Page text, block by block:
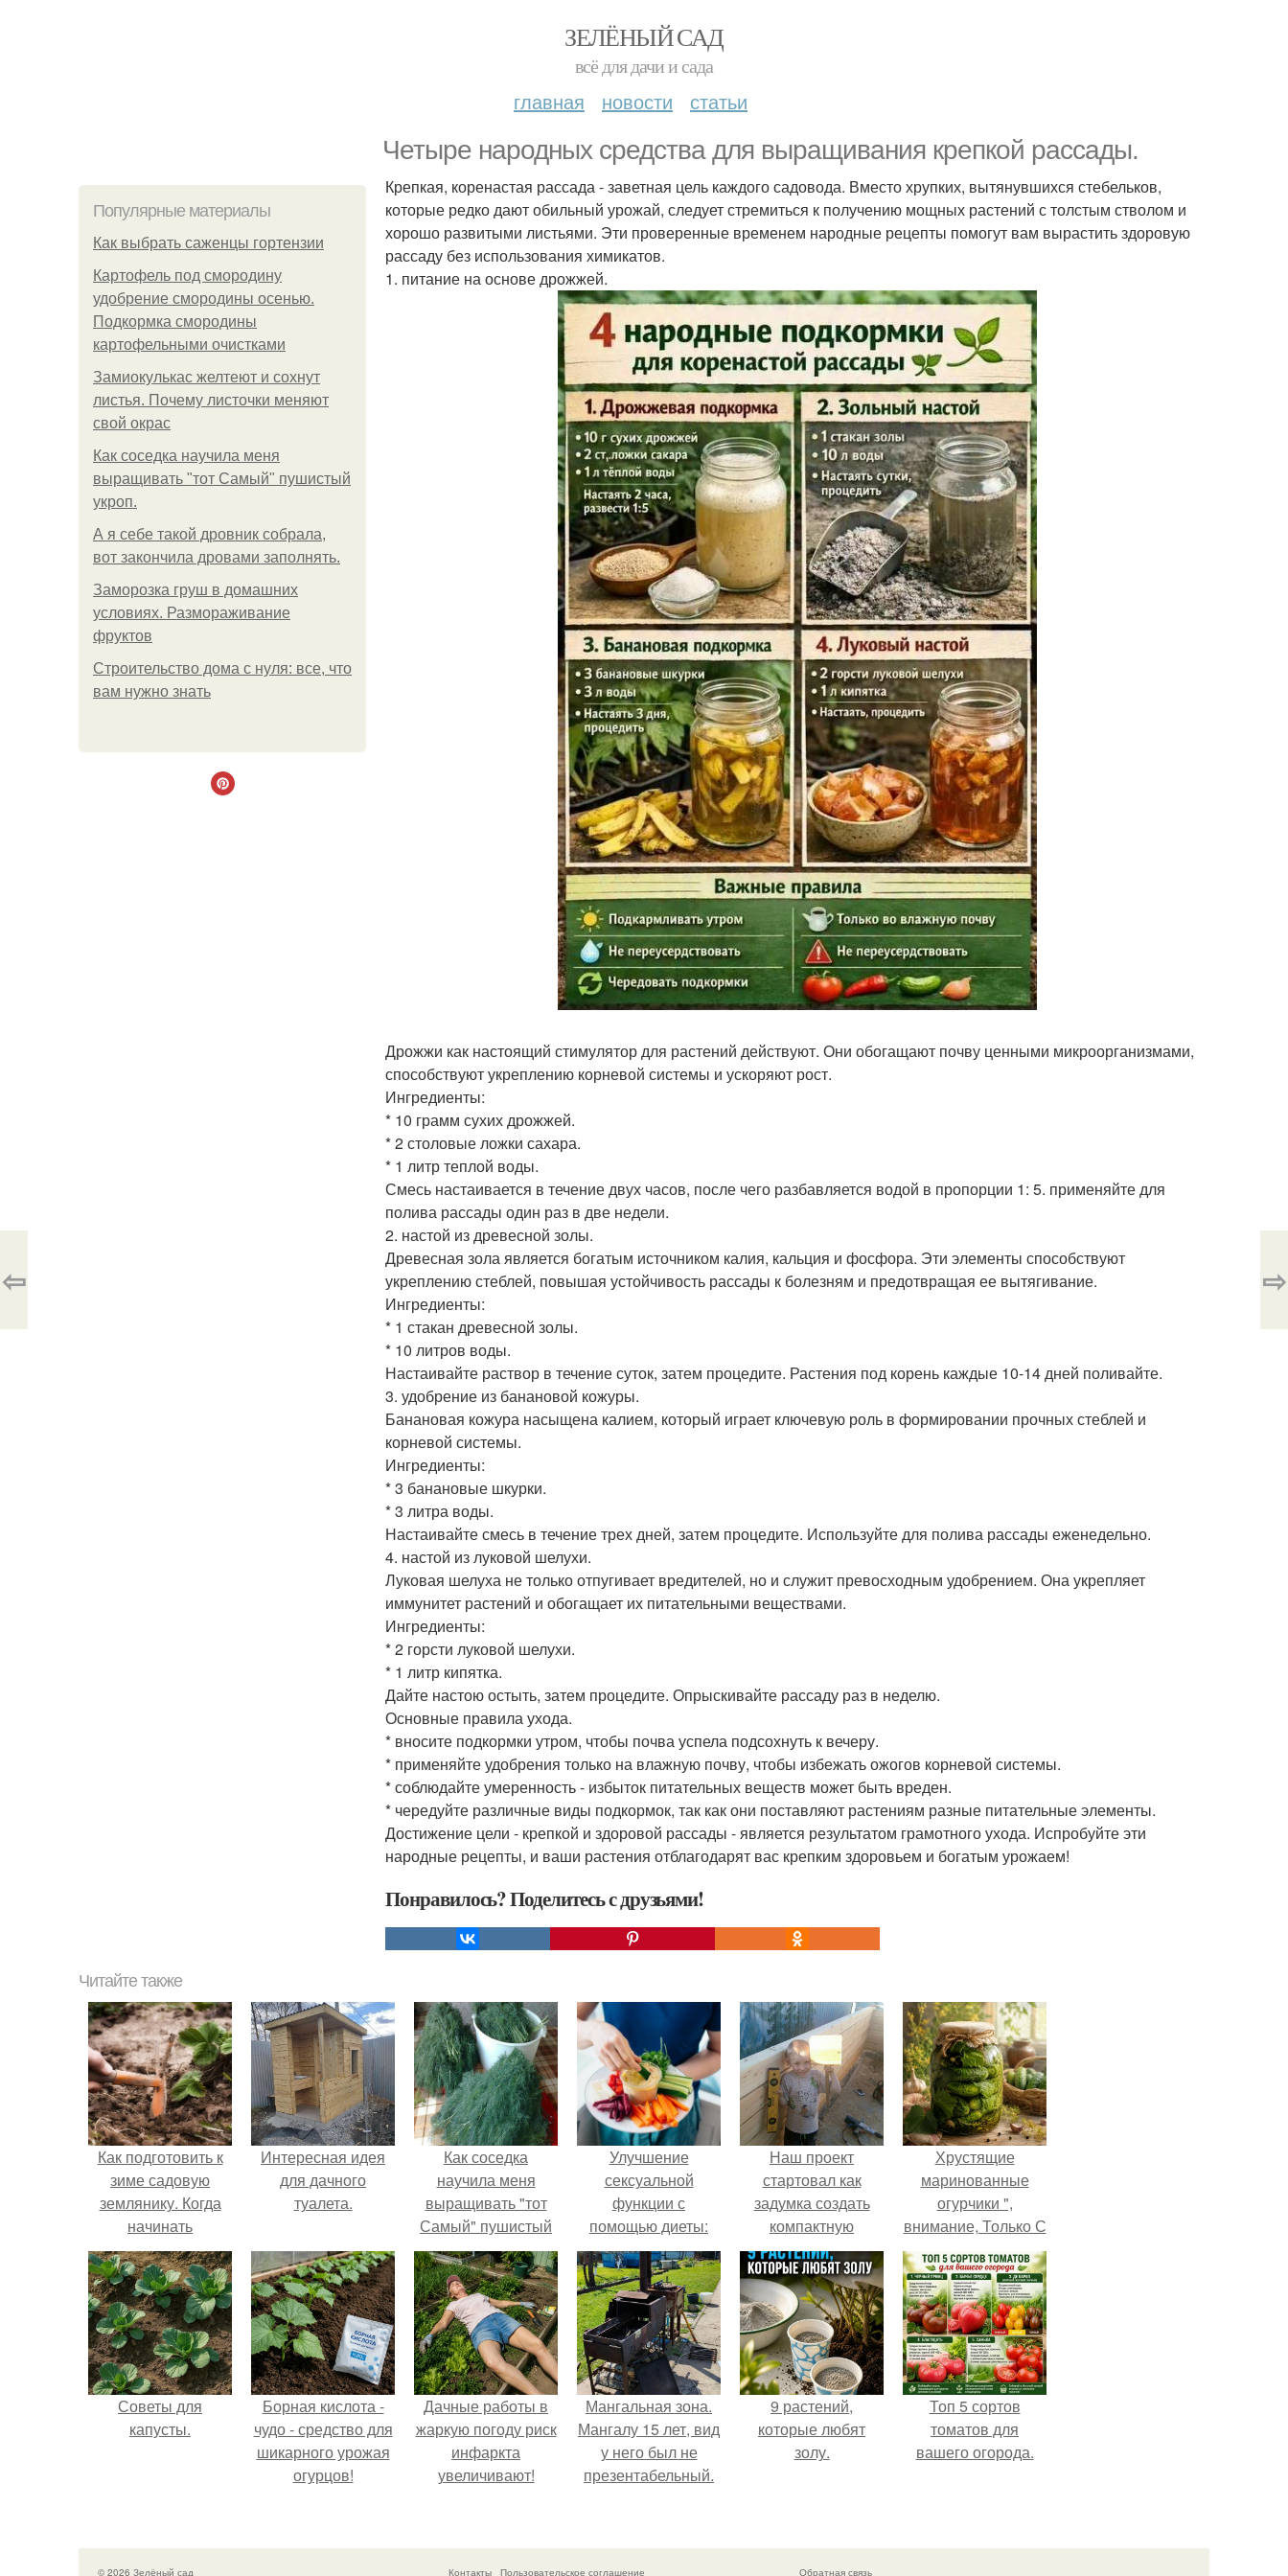
ЗЕЛЁНЫЙ САД
всё для дачи и сада
главная новости статьи
Четыре народных средства для выращивания крепкой рассады.
Популярные материалы
Как выбрать саженцы гортензии
Картофель под смородину
удобрение смородины осенью.
Подкормка смородины
картофельными очистками
Замиокулькас желтеют и сохнут
листья. Почему листочки меняют
свой окрас
Как соседка научила меня
выращивать "тот Самый" пушистый
укроп.
А я себе такой дровник собрала,
вот закончила дровами заполнять.
Заморозка груш в домашних
условиях. Размораживание
фруктов
Строительство дома с нуля: все, что
вам нужно знать
Крепкая, коренастая рассада - заветная цель каждого садовода. Вместо хрупких, вытянувшихся стебельков,
которые редко дают обильный урожай, следует стремиться к получению мощных растений с толстым стволом и
хорошо развитыми листьями. Эти проверенные временем народные рецепты помогут вам вырастить здоровую
рассаду без использования химикатов.
1. питание на основе дрожжей.
Дрожжи как настоящий стимулятор для растений действуют. Они обогащают почву ценными микроорганизмами,
способствуют укреплению корневой системы и ускоряют рост.
Ингредиенты:
* 10 грамм сухих дрожжей.
* 2 столовые ложки сахара.
* 1 литр теплой воды.
Смесь настаивается в течение двух часов, после чего разбавляется водой в пропорции 1: 5. применяйте для
полива рассады один раз в две недели.
2. настой из древесной золы.
Древесная зола является богатым источником калия, кальция и фосфора. Эти элементы способствуют
укреплению стеблей, повышая устойчивость рассады к болезням и предотвращая ее вытягивание.
Ингредиенты:
* 1 стакан древесной золы.
* 10 литров воды.
Настаивайте раствор в течение суток, затем процедите. Растения под корень каждые 10-14 дней поливайте.
3. удобрение из банановой кожуры.
Банановая кожура насыщена калием, который играет ключевую роль в формировании прочных стеблей и
корневой системы.
Ингредиенты:
* 3 банановые шкурки.
* 3 литра воды.
Настаивайте смесь в течение трех дней, затем процедите. Используйте для полива рассады еженедельно.
4. настой из луковой шелухи.
Луковая шелуха не только отпугивает вредителей, но и служит превосходным удобрением. Она укрепляет
иммунитет растений и обогащает их питательными веществами.
Ингредиенты:
* 2 горсти луковой шелухи.
* 1 литр кипятка.
Дайте настою остыть, затем процедите. Опрыскивайте рассаду раз в неделю.
Основные правила ухода.
* вносите подкормки утром, чтобы почва успела подсохнуть к вечеру.
* применяйте удобрения только на влажную почву, чтобы избежать ожогов корневой системы.
* соблюдайте умеренность - избыток питательных веществ может быть вреден.
* чередуйте различные виды подкормок, так как они поставляют растениям разные питательные элементы.
Достижение цели - крепкой и здоровой рассады - является результатом грамотного ухода. Испробуйте эти
народные рецепты, и ваши растения отблагодарят вас крепким здоровьем и богатым урожаем!
Понравилось? Поделитесь с друзьями!
⇦ ⇨
Читайте также
Как подготовить к
зиме садовую
землянику. Когда
начинать
подготовку к зиме
по регионам
Интересная идея
для дачного
туалета.
Как соседка
научила меня
выращивать "тот
Самый" пушистый
укроп.
Улучшение
сексуальной
функции с
помощью диеты:
подход к лечению
эректильной
дисфункции
Наш проект
стартовал как
задумка создать
компактную
беседку для
отдыха.
Хрустящие
маринованные
огурчики ",
внимание, Только С
Грядки".
Советы для
капусты.
Борная кислота -
чудо - средство для
шикарного урожая
огурцов!
Дачные работы в
жаркую погоду риск
инфаркта
увеличивают!
Мангальная зона.
Мангалу 15 лет, вид
у него был не
презентабельный.
9 растений,
которые любят
золу.
Топ 5 сортов
томатов для
вашего огорода.
© 2026 Зелёный сад Контакты Пользовательское соглашение Обратная связь